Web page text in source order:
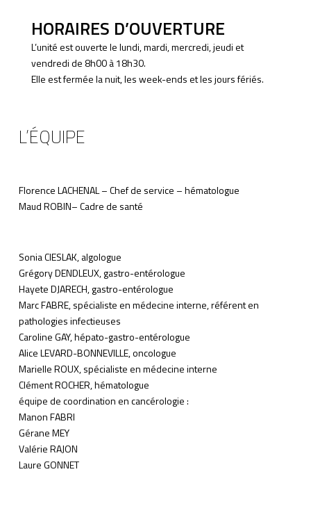
HORAIRES D’OUVERTURE
L’unité est ouverte le lundi, mardi, mercredi, jeudi et
vendredi de 8h00 à 18h30.
Elle est fermée la nuit, les week-ends et les jours fériés.
L’ÉQUIPE
Florence LACHENAL – Chef de service – hématologue
Maud ROBIN– Cadre de santé
Sonia CIESLAK, algologue
Grégory DENDLEUX, gastro-entérologue
Hayete DJARECH, gastro-entérologue
Marc FABRE, spécialiste en médecine interne, référent en
pathologies infectieuses
Caroline GAY, hépato-gastro-entérologue
Alice LEVARD-BONNEVILLE, oncologue
Marielle ROUX, spécialiste en médecine interne
Clément ROCHER, hématologue
équipe de coordination en cancérologie :
Manon FABRI
Gérane MEY
Valérie RAJON
Laure GONNET